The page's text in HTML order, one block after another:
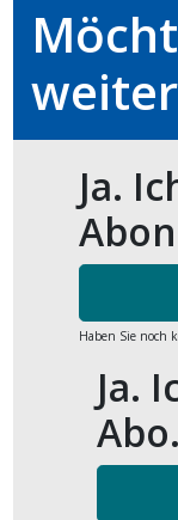
Fussball
Ja.
Haben Sie noch
Ja.
Abo.